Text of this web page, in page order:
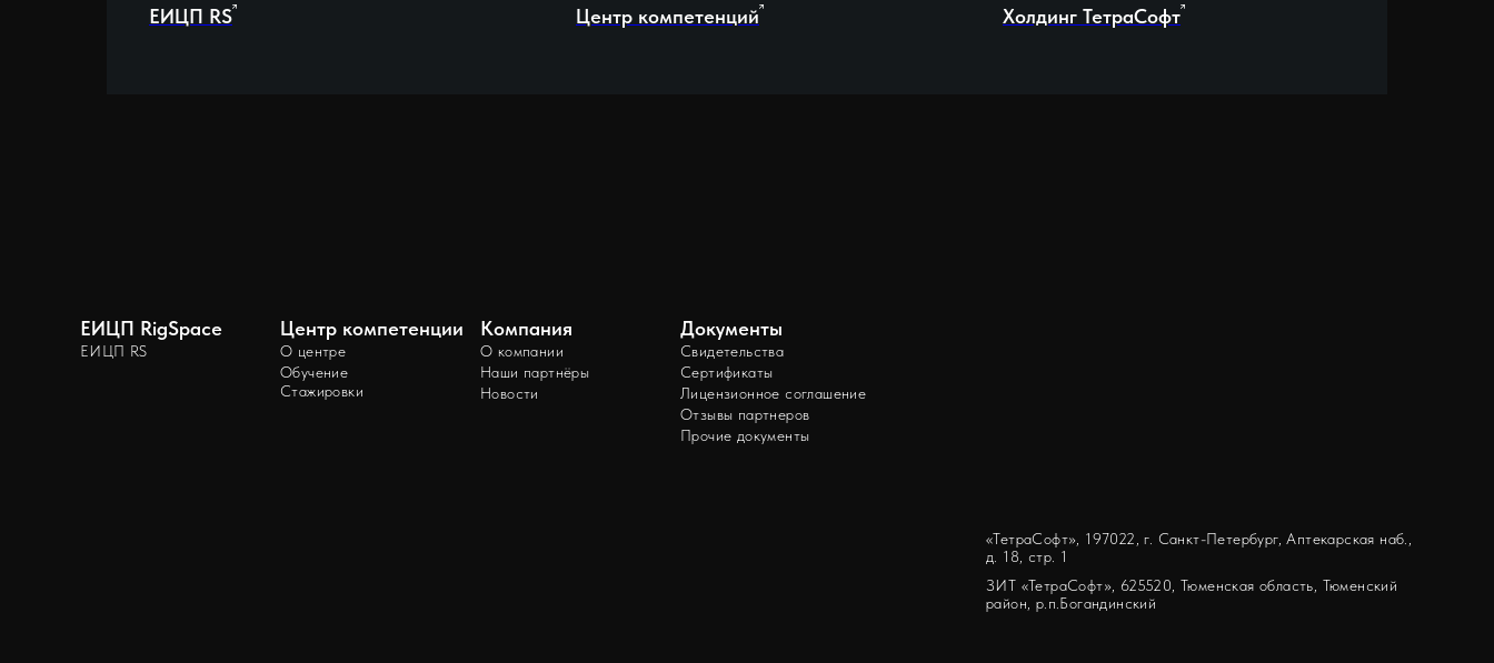
ЕИЦП RS Центр компетенций Холдинг ТетраСофт
ЕИЦП RigSpace
ЕИЦП RS
Центр компетенции
О центре
Обучение
Стажировки
Компания
О компании
Наши партнёры
Новости
Документы
Свидетельства
Сертификаты
Лицензионное соглашение
Отзывы партнеров
Прочие документы
«ТетраСофт», 197022, г. Санкт-Петербург, Аптекарская наб.,
д. 18, стр. 1
ЗИТ «ТетраСофт», 625520, Тюменская область, Тюменский
район, р.п.Богандинский